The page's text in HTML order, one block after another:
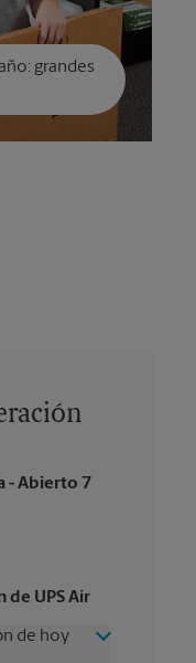
grandes
- Abierto 7
de UPS Air
de hoy